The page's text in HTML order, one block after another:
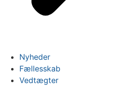
Nyheder
Fællesskab
Vedtægter